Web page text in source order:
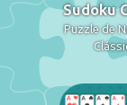
Sudoku
Puzzle de